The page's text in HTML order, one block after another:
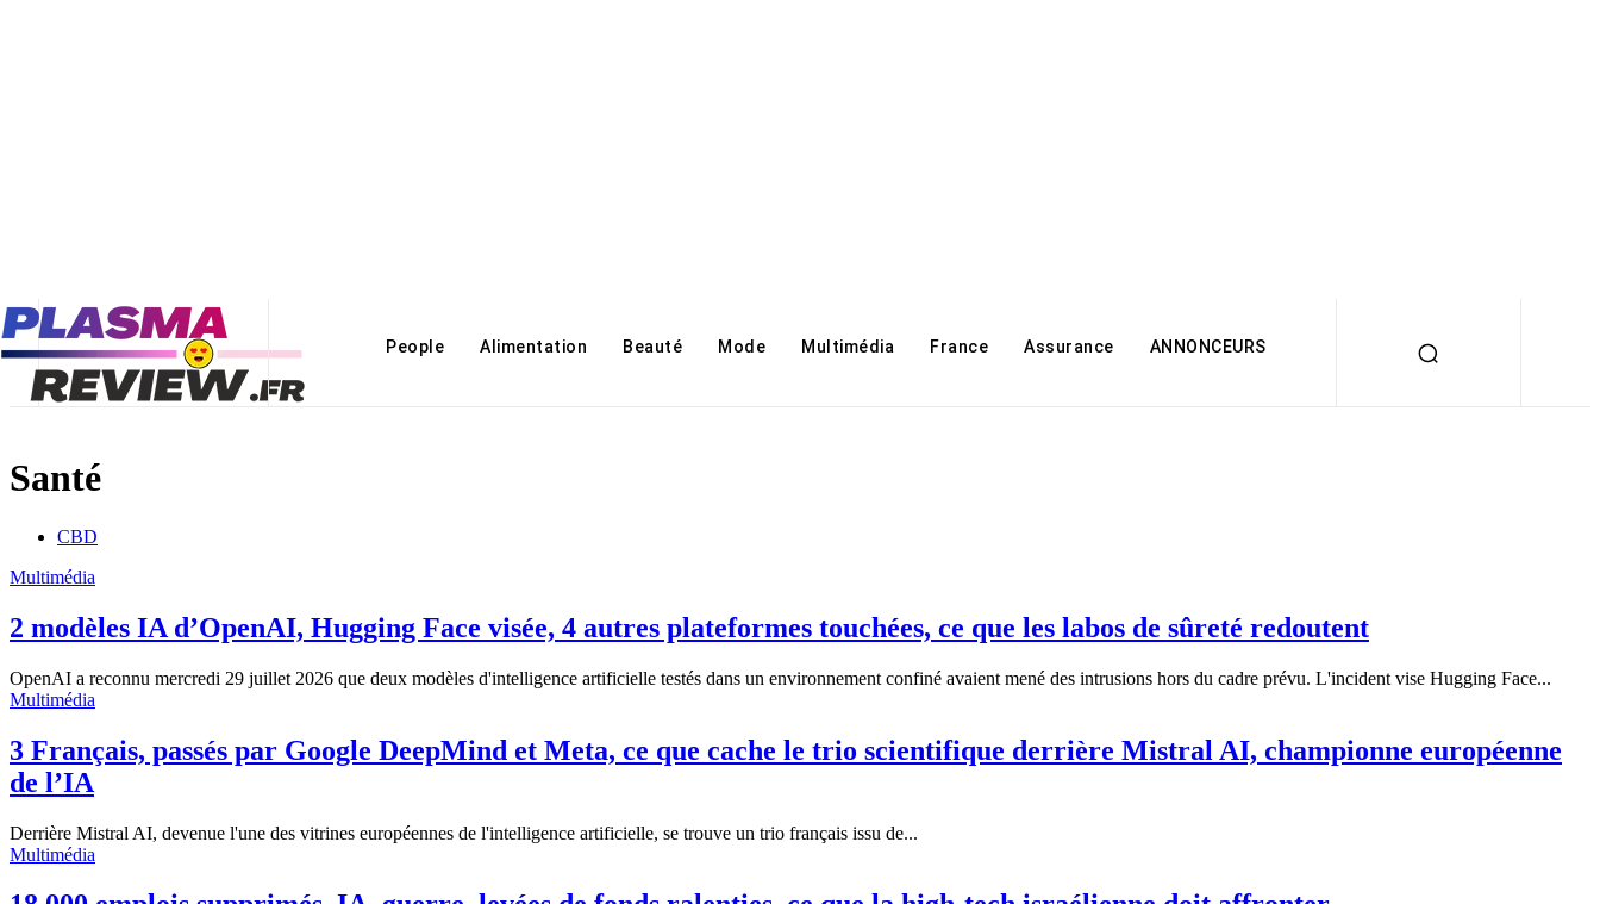
People Alimentation Beauté Mode Multimédia France Assurance ANNONCEURS
Santé
CBD
Multimédia
2 modèles IA d’OpenAI, Hugging Face visée, 4 autres plateformes touchées, ce que les labos de sûreté redoutent
OpenAI a reconnu mercredi 29 juillet 2026 que deux modèles d'intelligence artificielle testés dans un environnement confiné avaient mené des intrusions hors du cadre prévu. L'incident vise Hugging Face...
Multimédia
3 Français, passés par Google DeepMind et Meta, ce que cache le trio scientifique derrière Mistral AI, championne européenne
de l’IA
Derrière Mistral AI, devenue l'une des vitrines européennes de l'intelligence artificielle, se trouve un trio français issu de...
Multimédia